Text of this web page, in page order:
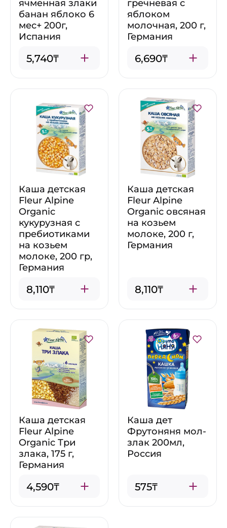
ячменная злаки
банан яблоко 6
мес+ 200г,
Испания
5,740₸
гречневая с
яблоком
молочная, 200 г,
Германия
6,690₸
Каша детская
Fleur Alpine
Organic
кукурузная с
пребиотиками
на козьем
молоке, 200 гр,
Германия
8,110₸
Каша детская
Fleur Alpine
Organic овсяная
на козьем
молоке, 200 г,
Германия
8,110₸
Каша детская
Fleur Alpine
Organic Три
злака, 175 г,
Германия
4,590₸
Каша дет
Фрутоняня мол-
злак 200мл,
Россия
575₸